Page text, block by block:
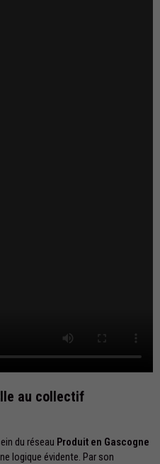
au collectif
du réseau Produit en Gascogne
logique évidente. Par son